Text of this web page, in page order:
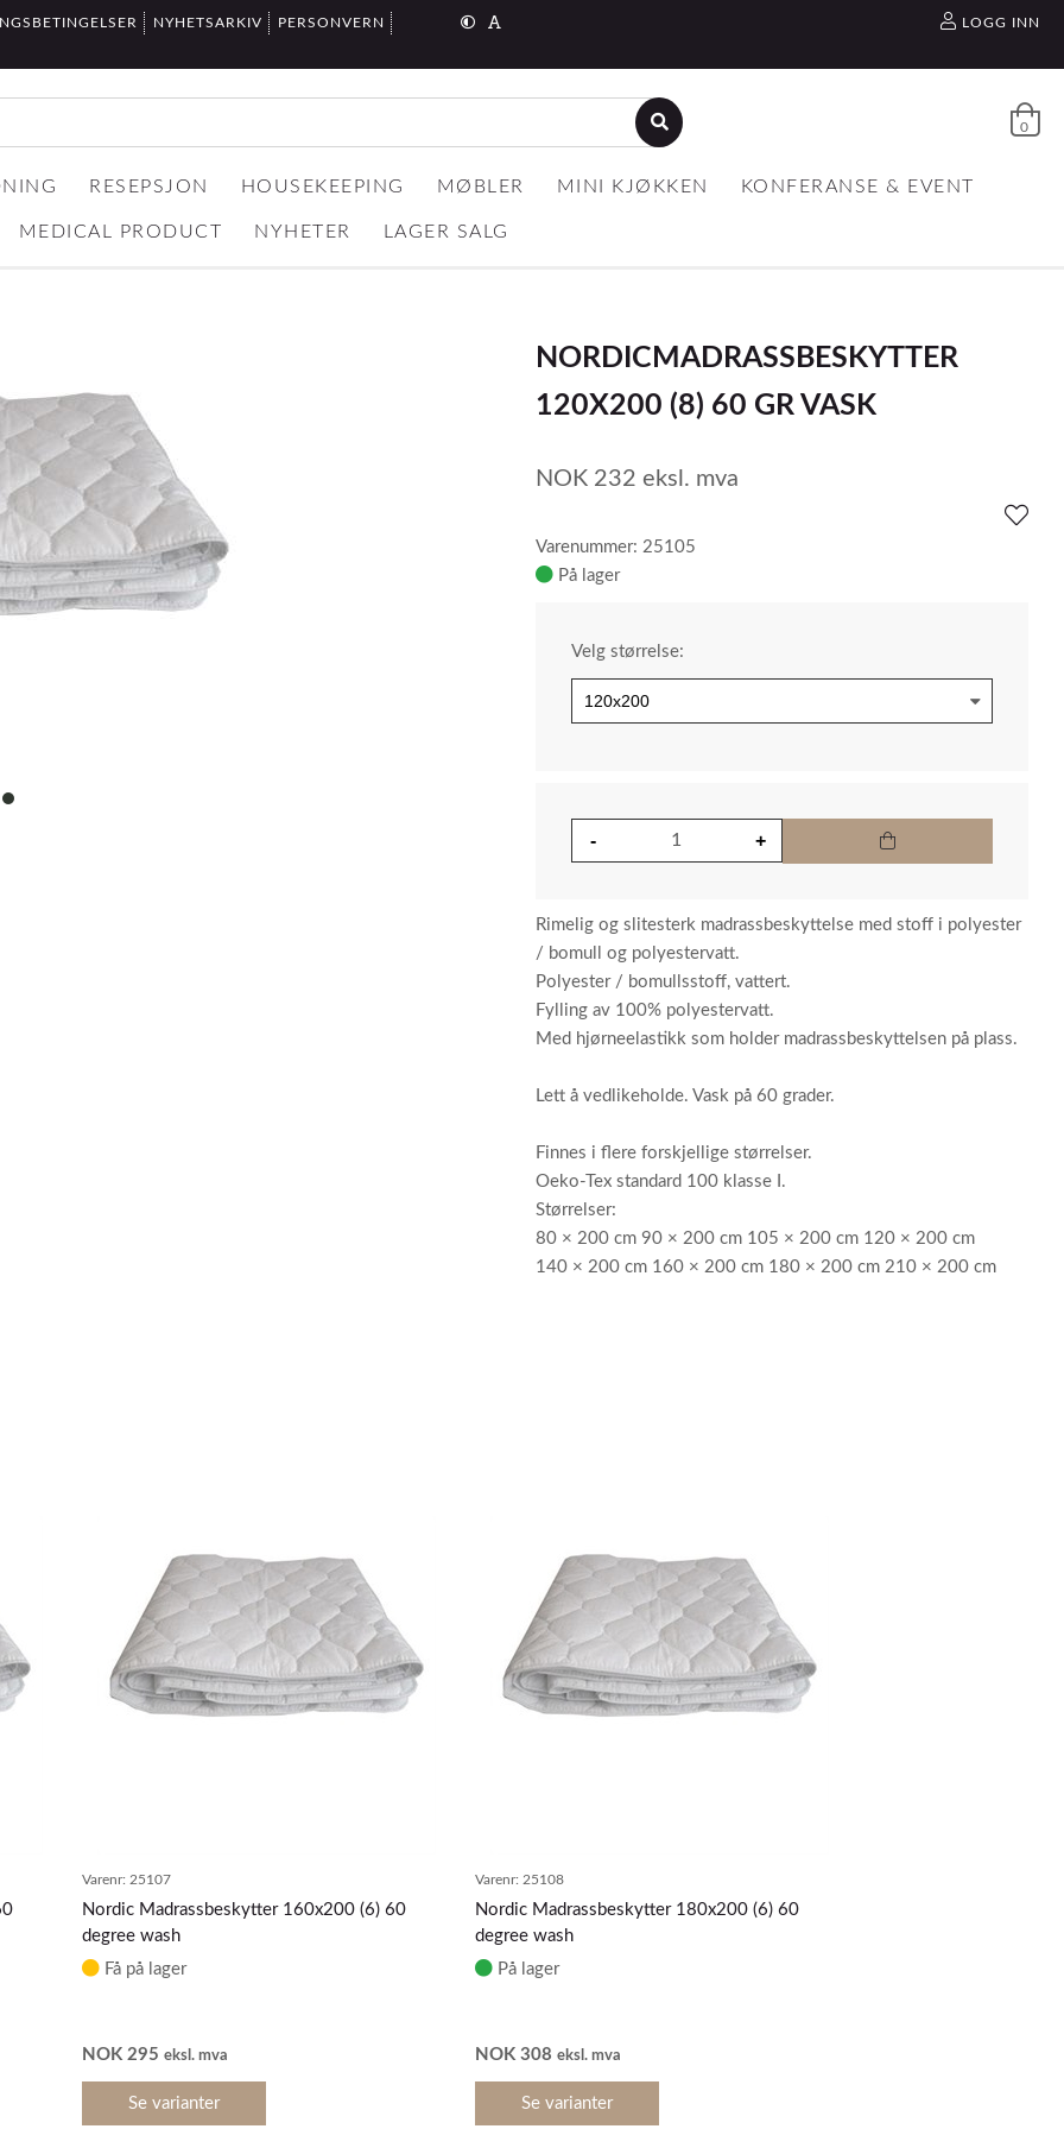
NYHETSARKIV PERSONVERN LOGG INN
0
RESEPSJON HOUSEKEEPING MØBLER MINI KJØKKEN KONFERANSE & EVENT
MEDICAL PRODUCT NYHETER LAGER SALG
item
NORDICMADRASSBESKYTTER
120X200 (8) 60 GR VASK
NOK 232 eksl. mva
Varenummer: 25105
På lager
Velg størrelse:
Rimelig og slitesterk madrassbeskyttelse med stoff i polyester
/ bomull og polyestervatt.
Polyester / bomullsstoff, vattert.
Fylling av 100% polyestervatt.
Med hjørneelastikk som holder madrassbeskyttelsen på plass.
Lett å vedlikeholde. Vask på 60 grader.
Finnes i flere forskjellige størrelser.
Oeko-Tex standard 100 klasse I.
Størrelser:
80 × 200 cm 90 × 200 cm 105 × 200 cm 120 × 200 cm
140 × 200 cm 160 × 200 cm 180 × 200 cm 210 × 200 cm
Varenr: 25107
Nordic Madrassbeskytter 160x200 (6) 60
degree wash
Få på lager
NOK 295 eksl. mva
Se varianter
Varenr: 25108
Nordic Madrassbeskytter 180x200 (6) 60
degree wash
På lager
NOK 308 eksl. mva
Se varianter